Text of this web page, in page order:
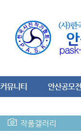
커뮤니티 안산공모전
작품갤러리